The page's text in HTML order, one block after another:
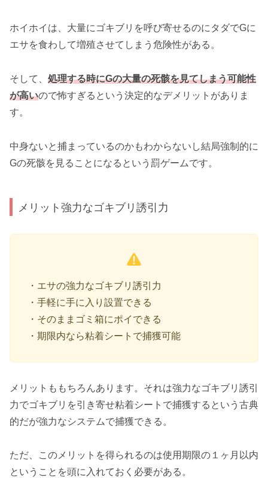
ホイホイは、大量にゴキブリを呼び寄せるのにタダでGに
エサを食わして増殖させてしまう危険性がある。
そして、 処理する時にGの大量の死骸を見てしまう可能性
が高いので怖すぎるという決定的なデメリットがありま
す。
中身ないと捕まっているのかもわからないし結局強制的に
Gの死骸を見ることになるという罰ゲームです。
メリット強力なゴキブリ誘引力
・エサの強力なゴキブリ誘引力
・手軽に手に入り設置できる
・そのままゴミ箱にポイできる
・期限内なら粘着シートで捕獲可能
メリットももちろんあります。それは強力なゴキブリ誘引
力でゴキブリを引き寄せ粘着シートで捕獲するという古典
的だが強力なシステムで捕獲できる。
ただ、このメリットを得られるのは使用期限の１ヶ月以内
ということを頭に入れておく必要がある。